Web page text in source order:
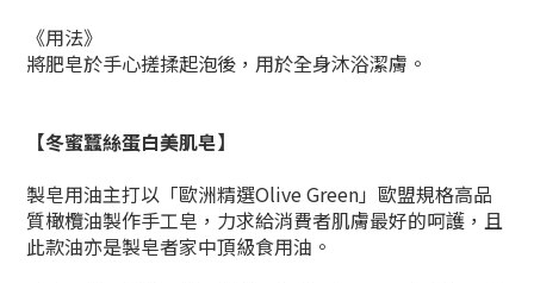
《用法》
將肥皂於手心搓揉起泡後，用於全身沐浴潔膚。
【冬蜜蠶絲蛋白美肌皂】
製皂用油主打以「歐洲精選Olive Green」歐盟規格高品
質橄欖油製作手工皂，力求給消費者肌膚最好的呵護，且
此款油亦是製皂者家中頂級食用油。